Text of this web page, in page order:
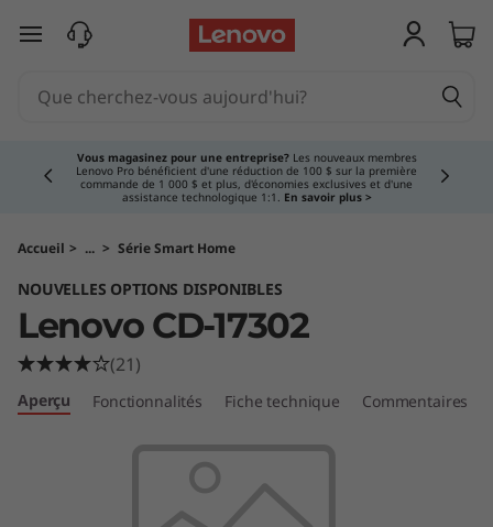
o
h
passer au contenu principal
Vous magasinez pour une entreprise?Les nouveaux membres
Lenovo Pro bénéficient d'une réduction de 100 $ sur la première
commande de 1 000 $ et plus, d'économies exclusives et d'une
assistance technologique 1:1. En savoir plus >
Currently displaying item 3 of 5
Accueil > ... > Série Smart Home
NOUVELLES OPTIONS DISPONIBLES
Lenovo CD-17302
(21)
Aperçu Fonctionnalités Fiche technique Commentaires